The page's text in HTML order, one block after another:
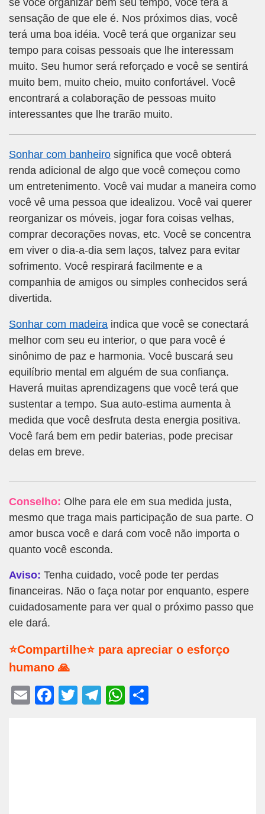
se você organizar bem seu tempo, você terá a
sensação de que ele é. Nos próximos dias, você
terá uma boa idéia. Você terá que organizar seu
tempo para coisas pessoais que lhe interessam
muito. Seu humor será reforçado e você se sentirá
muito bem, muito cheio, muito confortável. Você
encontrará a colaboração de pessoas muito
interessantes que lhe trarão muito.
Sonhar com banheiro significa que você obterá
renda adicional de algo que você começou como
um entretenimento. Você vai mudar a maneira como
você vê uma pessoa que idealizou. Você vai querer
reorganizar os móveis, jogar fora coisas velhas,
comprar decorações novas, etc. Você se concentra
em viver o dia-a-dia sem laços, talvez para evitar
sofrimento. Você respirará facilmente e a
companhia de amigos ou simples conhecidos será
divertida.
Sonhar com madeira indica que você se conectará
melhor com seu eu interior, o que para você é
sinônimo de paz e harmonia. Você buscará seu
equilíbrio mental em alguém de sua confiança.
Haverá muitas aprendizagens que você terá que
sustentar a tempo. Sua auto-estima aumenta à
medida que você desfruta desta energia positiva.
Você fará bem em pedir baterias, pode precisar
delas em breve.
Conselho: Olhe para ele em sua medida justa,
mesmo que traga mais participação de sua parte. O
amor busca você e dará com você não importa o
quanto você esconda.
Aviso: Tenha cuidado, você pode ter perdas
financeiras. Não o faça notar por enquanto, espere
cuidadosamente para ver qual o próximo passo que
ele dará.
⭐Compartilhe⭐ para apreciar o esforço
humano 🙏
E
F
T
T
W